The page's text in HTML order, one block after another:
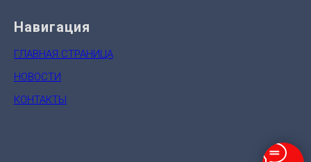
Навигация
ГЛАВНАЯ СТРАНИЦА
НОВОСТИ
КОНТАКТЫ